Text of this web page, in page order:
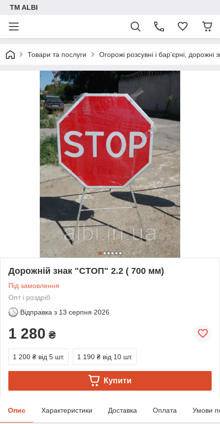
TM ALBI
Товари та послуги Огорожі розсувні і бар'єрні, дорожні
Дорожній знак "СТОП" 2.2 ( 700 мм)
Під замовлення
Опт і роздріб
Відправка з 13 серпня 2026
1 280 ₴
1 200 ₴ від 5 шт. 1 190 ₴ від 10 шт.
Купити
Опис Характеристики Доставка Оплата Умови